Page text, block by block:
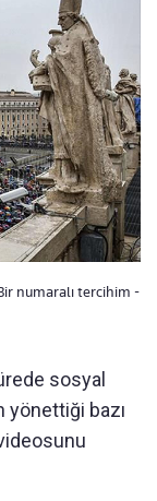
numaralı tercihim -
sosyal
yönettiği bazı